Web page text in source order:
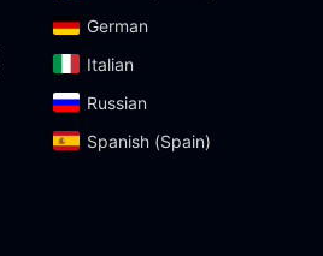
German‎
Italian‎
Russian‎
Spanish (Spain)‎